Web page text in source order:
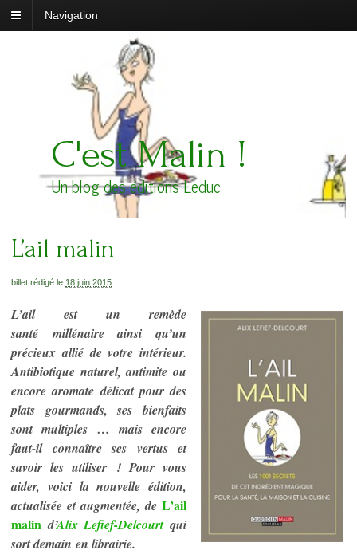
Navigation
C'est Malin !
Un blog des éditions Leduc
L’ail malin
billet rédigé le 18 juin 2015
L’ail est un remède
santé millénaire ainsi qu’un
précieux allié de votre intérieur.
Antibiotique naturel, antimite ou
encore aromate délicat pour des
plats gourmands, ses bienfaits
sont multiples … mais encore
faut-il connaître ses vertus et
savoir les utiliser ! Pour vous
aider, voici la nouvelle édition,
actualisée et augmentée, de L’ail
malin d’Alix Lefief-Delcourtqui
sort demain en librairie.